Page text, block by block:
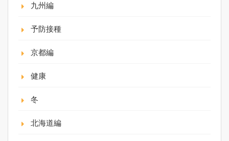
九州編
予防接種
京都編
健康
冬
北海道編